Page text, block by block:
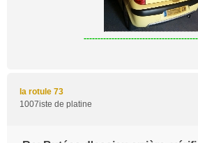
la rotule 73
1007iste de platine